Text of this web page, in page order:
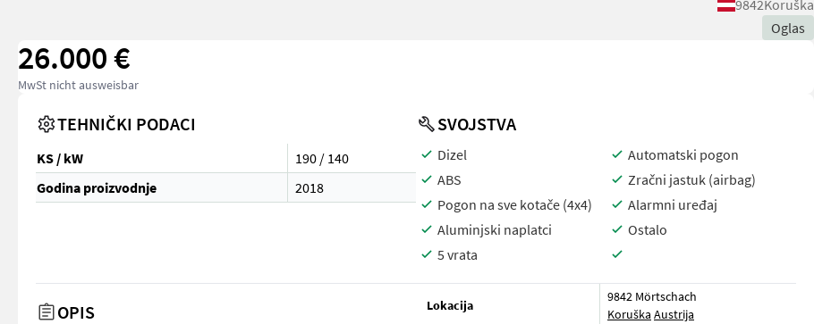
Oglas
9842Koruška
26.000 €
MwSt nicht ausweisbar
TEHNIČKI PODACI
KS / kW
190 / 140
Godina proizvodnje
2018
SVOJSTVA
Dizel
Automatski pogon
ABS
Zračni jastuk (airbag)
Pogon na sve kotače (4x4)
Alarmni uređaj
Aluminjski naplatci
Ostalo
5 vrata
OPIS Lokacija
9842 Mörtschach
Koruška Austrija